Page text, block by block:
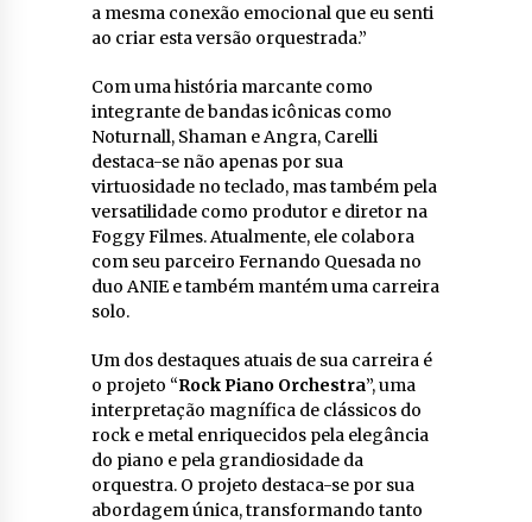
a mesma conexão emocional que eu senti
ao criar esta versão orquestrada.”
Com uma história marcante como
integrante de bandas icônicas como
Noturnall, Shaman e Angra, Carelli
destaca-se não apenas por sua
virtuosidade no teclado, mas também pela
versatilidade como produtor e diretor na
Foggy Filmes. Atualmente, ele colabora
com seu parceiro Fernando Quesada no
duo ANIE e também mantém uma carreira
solo.
Um dos destaques atuais de sua carreira é
o projeto “Rock Piano Orchestra”, uma
interpretação magnífica de clássicos do
rock e metal enriquecidos pela elegância
do piano e pela grandiosidade da
orquestra. O projeto destaca-se por sua
abordagem única, transformando tanto